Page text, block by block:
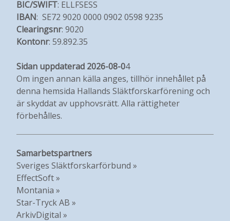
BIC/SWIFT: ELLFSESS
IBAN: SE72 9020 0000 0902 0598 9235
Clearingsnr: 9020
Kontonr: 59.892.35
Sidan uppdaterad 2026-08-04
Om ingen annan källa anges, tillhör innehållet på
denna hemsida Hallands Släktforskarförening och
är skyddat av upphovsrätt. Alla rättigheter
förbehålles.
Samarbetspartners
Sveriges Släktforskarförbund »
EffectSoft »
Montania »
Star-Tryck AB »
ArkivDigital »